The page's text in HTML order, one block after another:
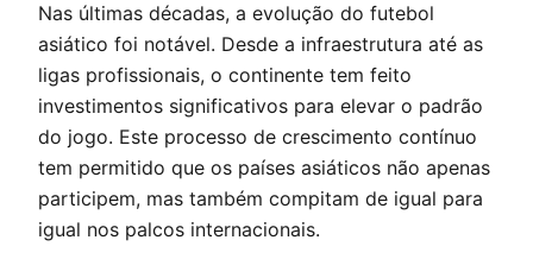
Nas últimas décadas, a evolução do futebol
asiático foi notável. Desde a infraestrutura até as
ligas profissionais, o continente tem feito
investimentos significativos para elevar o padrão
do jogo. Este processo de crescimento contínuo
tem permitido que os países asiáticos não apenas
participem, mas também compitam de igual para
igual nos palcos internacionais.